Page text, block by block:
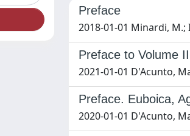
Preface
2018-01-01 Minardi, M.;
Preface to Volume II
2021-01-01 D'Acunto,
Preface. Euboica,
2020-01-01 D'Acunto,